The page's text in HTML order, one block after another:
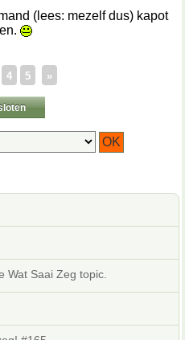
(lees: mezelf dus) kapot
4 5 »
Wat Saai Zeg topic.